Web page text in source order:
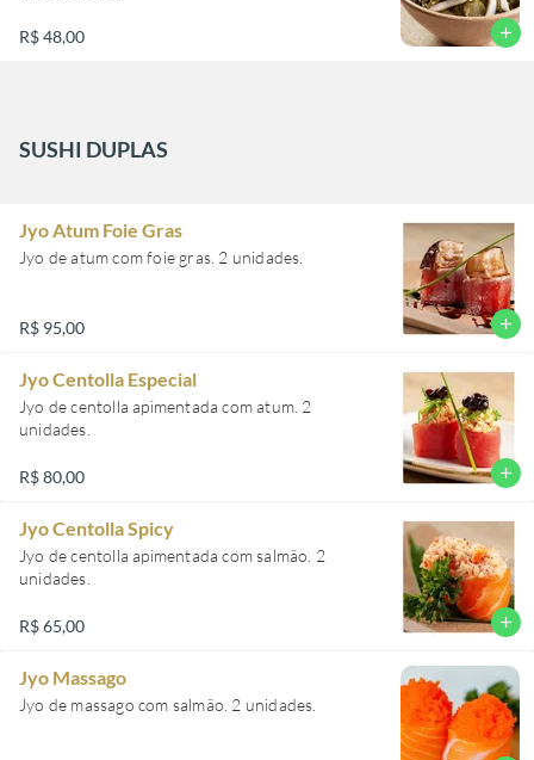
R$ 48,00 add
SUSHI DUPLAS
Jyo Atum Foie Gras
Jyo de atum com foie gras. 2 unidades.
R$ 95,00 add
Jyo Centolla Especial
Jyo de centolla apimentada com atum. 2
unidades.
R$ 80,00 add
Jyo Centolla Spicy
Jyo de centolla apimentada com salmão. 2
unidades.
R$ 65,00 add
Jyo Massago
Jyo de massago com salmão. 2 unidades.